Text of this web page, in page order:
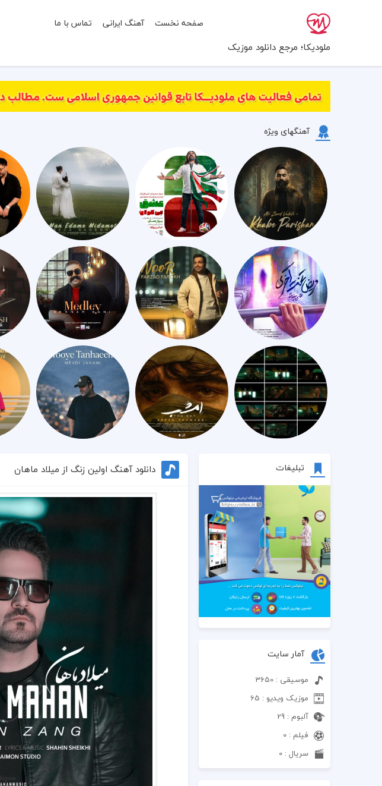
ملودیکا؛ مرجع دانلود موزیک
صفحه نخست آهنگ ایرانی تماس با ما
آهنگهای ویژه
تبلیغات
آمار سایت
موسیقی : 3650
موزیک ویدیو : 65
آلبوم : 29
فیلم : 0
سریال : 0
دانلود آهنگ اولین زنگ از میلاد ماهان